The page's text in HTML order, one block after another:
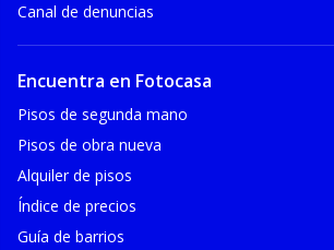
Canal de denuncias
Encuentra en Fotocasa
Pisos de segunda mano
Pisos de obra nueva
Alquiler de pisos
Índice de precios
Guía de barrios